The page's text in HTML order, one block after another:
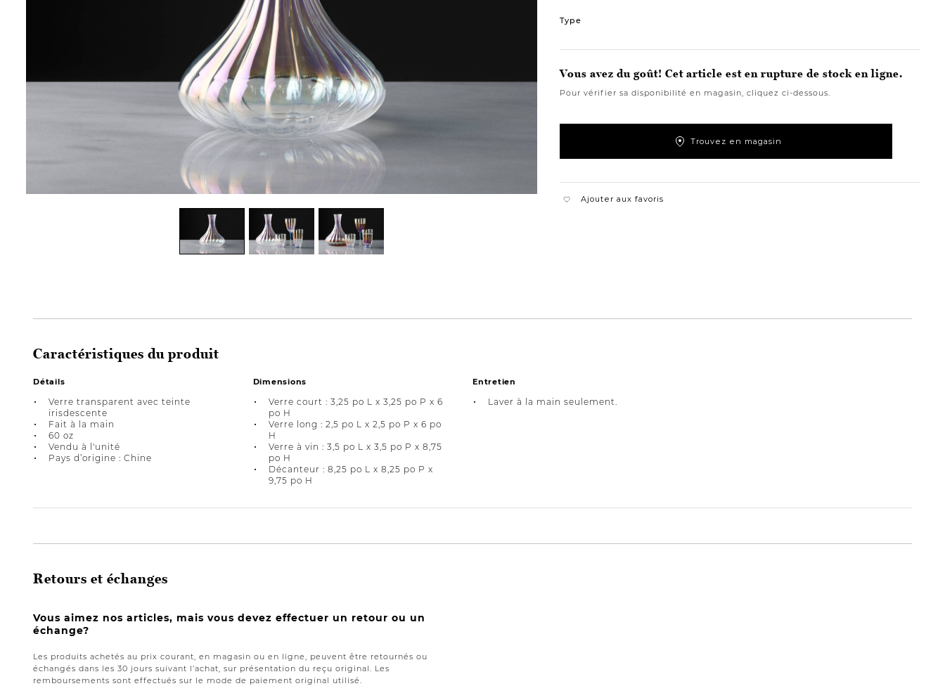
Variations
Type
Vous avez du goût! Cet article est en rupture de stock en ligne.
Pour vérifier sa disponibilité en magasin, cliquez ci-dessous.
Trouvez en magasin
Ajouter aux favoris
Caractéristiques du produit
Détails
Verre transparent avec teinte
irisdescente
Fait à la main
60 oz
Vendu à l'unité
Pays d’origine : Chine
Dimensions
Verre court : 3,25 po L x 3,25 po P x 6
po H
Verre long : 2,5 po L x 2,5 po P x 6 po
H
Verre à vin : 3,5 po L x 3,5 po P x 8,75
po H
Décanteur : 8,25 po L x 8,25 po P x
9,75 po H
Entretien
Laver à la main seulement.
Retours et échanges
Vous aimez nos articles, mais vous devez effectuer un retour ou un
échange?
Les produits achetés au prix courant, en magasin ou en ligne, peuvent être retournés ou
échangés dans les 30 jours suivant l’achat, sur présentation du reçu original. Les
remboursements sont effectués sur le mode de paiement original utilisé.